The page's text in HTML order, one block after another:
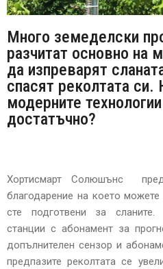
Много земеделски
разчитат основно на
да изпреварят
спасят реколтата си.
модерните
достатъчно?
Хортисмарт Солюшънс
благодарение на което
сте подготвени за
станции с абонамент за
допълнителен сензор и
предпазите реколтата се